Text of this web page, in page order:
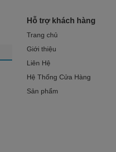
Hỗ trợ khách hàng
Trang chủ
Giới thiệu
Liên Hệ
Hệ Thống Cửa Hàng
Sản phẩm